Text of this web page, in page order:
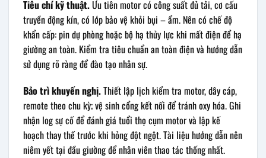
Tiêu chí kỹ thuật.Ưu tiên motor có công suất đủ tải, cơ cấu
truyền động kín, có lớp bảo vệ khỏi bụi – ẩm. Nên có chế độ
khẩn cấp: pin dự phòng hoặc bộ hạ thủy lực khi mất điện để hạ
giường an toàn. Kiểm tra tiêu chuẩn an toàn điện và hướng dẫn
sử dụng rõ ràng để đào tạo nhân sự.
Bảo trì khuyến nghị.Thiết lập lịch kiểm tra motor, dây cáp,
remote theo chu kỳ; vệ sinh cổng kết nối để tránh oxy hóa. Ghi
nhận log sự cố để đánh giá tuổi thọ cụm motor và lập kế
hoạch thay thế trước khi hỏng đột ngột. Tài liệu hướng dẫn nên
niêm yết tại đầu giường để nhân viên thao tác thống nhất.